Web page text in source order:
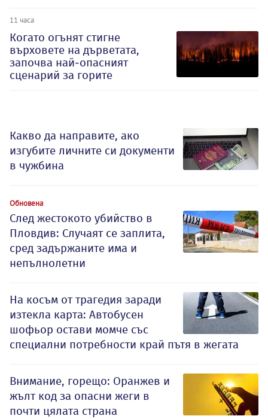
11 часа
Когато огънят стигне
върховете на дърветата,
започва най-опасният
сценарий за горите
Какво да направите, ако
изгубите личните си документи
в чужбина
Обновена
След жестокото убийство в
Пловдив: Случаят се заплита,
сред задържаните има и
непълнолетни
На косъм от трагедия заради
изтекла карта: Автобусен
шофьор остави момче със
специални потребности край пътя в жегата
Внимание, горещо: Оранжев и
жълт код за опасни жеги в
почти цялата страна